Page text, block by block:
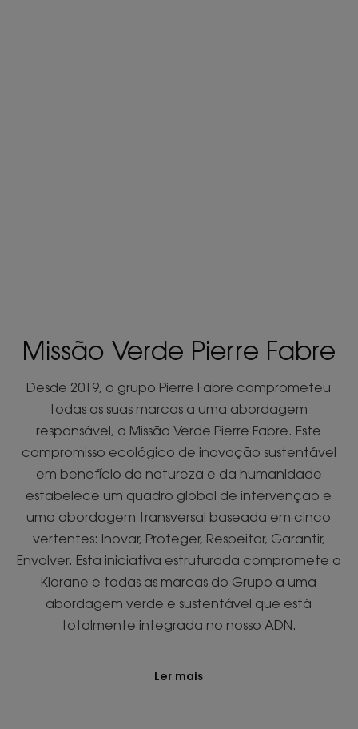
Missão Verde Pierre Fabre
Desde 2019, o grupo Pierre Fabre comprometeu
todas as suas marcas a uma abordagem
responsável, a Missão Verde Pierre Fabre. Este
compromisso ecológico de inovação sustentável
em benefício da natureza e da humanidade
estabelece um quadro global de intervenção e
uma abordagem transversal baseada em cinco
vertentes: Inovar, Proteger, Respeitar, Garantir,
Envolver. Esta iniciativa estruturada compromete a
Klorane e todas as marcas do Grupo a uma
abordagem verde e sustentável que está
totalmente integrada no nosso ADN.
Ler mais